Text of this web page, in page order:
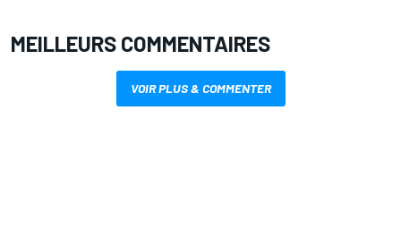
MEILLEURS COMMENTAIRES
VOIR PLUS & COMMENTER